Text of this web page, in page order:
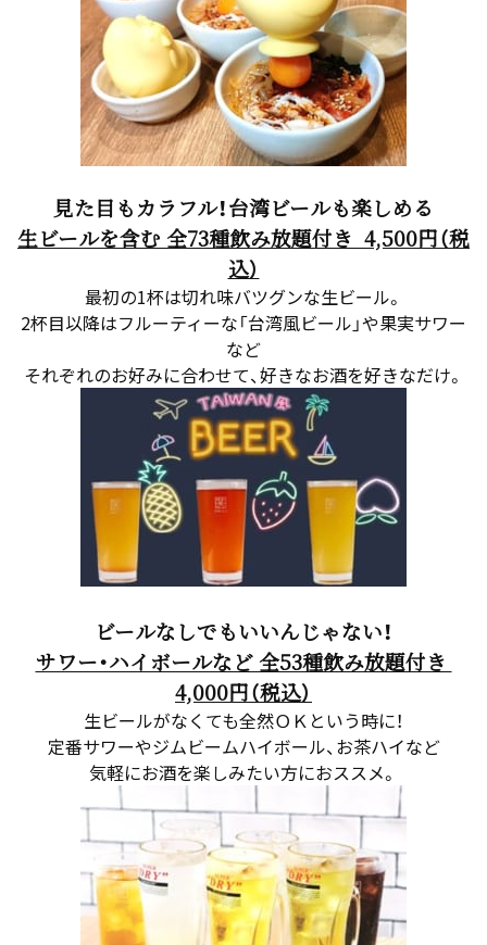
見た目もカラフル！台湾ビールも楽しめる
生ビールを含む 全73種飲み放題付き 4,500円（税
込）
最初の1杯は切れ味バツグンな生ビール。
2杯目以降はフルーティーな「台湾風ビール」や果実サワー
など
それぞれのお好みに合わせて、好きなお酒を好きなだけ。
ビールなしでもいいんじゃない！
サワー・ハイボールなど 全53種飲み放題付き
4,000円（税込）
生ビールがなくても全然ＯＫという時に！
定番サワーやジムビームハイボール、お茶ハイなど
気軽にお酒を楽しみたい方におススメ。